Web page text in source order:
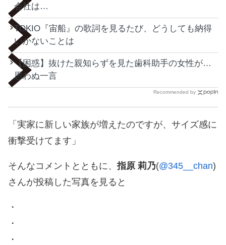
会社は…
TOKIO『宙船』の歌詞を見るたび、どうしても納得
いかないことは
【困惑】抜けた親知らずを見た歯科助手の女性が…
思わぬ一言
Recommended by
「実家に新しい家族が増えたのですが、サイズ感に
衝撃受けてます」
そんなコメントとともに、指原 莉乃(@345__chan)
さんが投稿した写真を見ると
・
・
・